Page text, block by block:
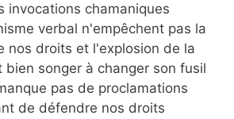
invocations chamaniques
verbal n'empêchent pas la
nos droits et l'explosion de la
bien songer à changer son fusil
pas de proclamations
de défendre nos droits